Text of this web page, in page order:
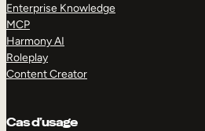
Enterprise Knowledge
MCP
Harmony AI
Roleplay
Content Creator
Cas d’usage